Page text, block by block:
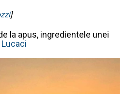
]
la apus, ingredientele unei
Lucaci